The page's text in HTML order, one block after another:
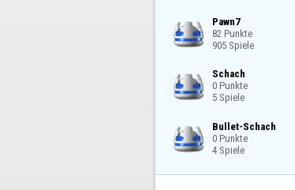
Pawn7
82 Punkte
905 Spiele
Schach
0 Punkte
5 Spiele
Bullet-Schach
0 Punkte
4 Spiele